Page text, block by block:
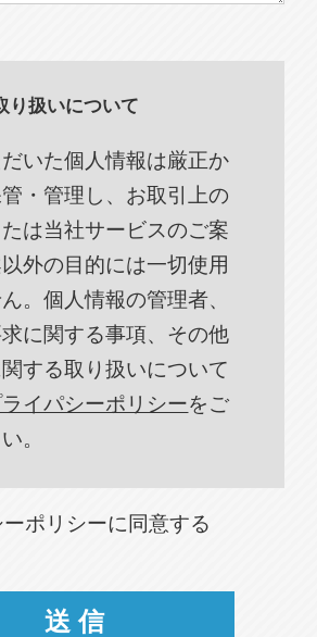
り扱いについて
いた個人情報は厳正か
・管理し、お取引上の
は当社サービスのご案
外の目的には一切使用
。個人情報の管理者、
に関する事項、その他
する取り扱いについて
イパシーポリシーをご
。
ポリシーに同意する